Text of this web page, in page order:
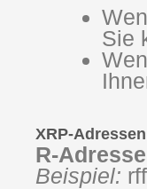
Sie
XRP-Adressen
R-Adresse
Beispiel: